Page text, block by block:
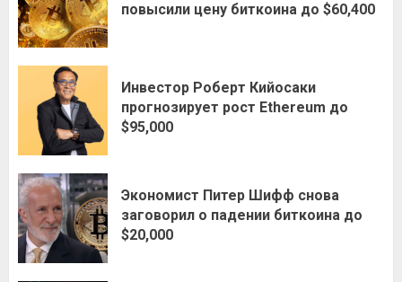
повысили цену биткоина до $60,400
Инвестор Роберт Кийосаки
прогнозирует рост Ethereum до
$95,000
Экономист Питер Шифф снова
заговорил о падении биткоина до
$20,000